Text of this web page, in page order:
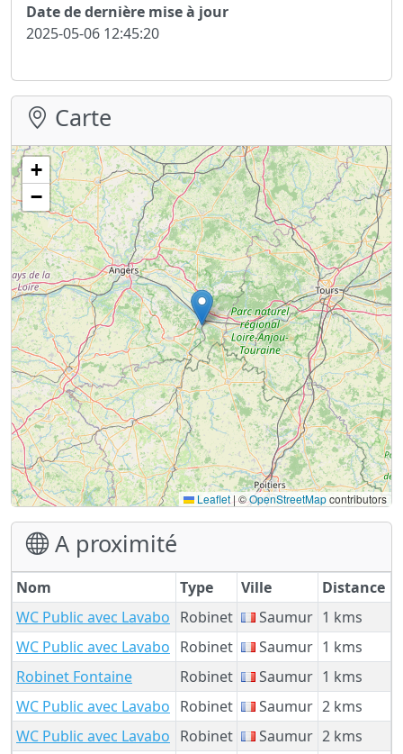
Date de dernière mise à jour
2025-05-06 12:45:20
Carte
+
−
Leaflet|©OpenStreetMapcontributors
A proximité
Nom Type Ville
Distance
WC Public avec Lavabo Robinet Saumur 1 kms
WC Public avec Lavabo Robinet Saumur 1 kms
Robinet Fontaine
Robinet Saumur 1 kms
WC Public avec Lavabo Robinet Saumur 2 kms
WC Public avec Lavabo Robinet Saumur 2 kms